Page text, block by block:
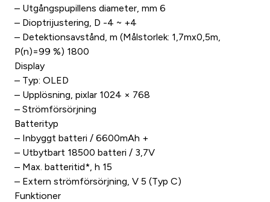
– Utgångspupillens diameter, mm 6
– Dioptrijustering, D -4 ~ +4
– Detektionsavstånd, m (Målstorlek: 1,7mx0,5m,
P(n)=99 %) 1800
Display
– Typ: OLED
– Upplösning, pixlar 1024 × 768
– Strömförsörjning
Batterityp
– Inbyggt batteri / 6600mAh +
– Utbytbart 18500 batteri / 3,7V
– Max. batteritid*, h 15
– Extern strömförsörjning, V 5 (Typ C)
Funktioner